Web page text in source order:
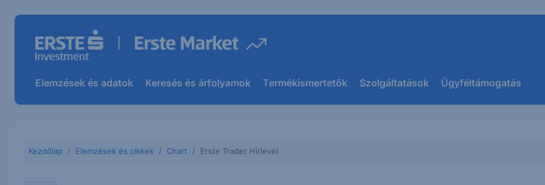
Elemzések és adatok Keresés és árfolyamok Termékismertetők Szolgáltatások Ügyféltámogatás
Kezdőlap Elemzések és cikkek Chart Erste Trader Hírlevél